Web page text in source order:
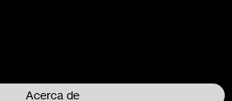
Acerca de